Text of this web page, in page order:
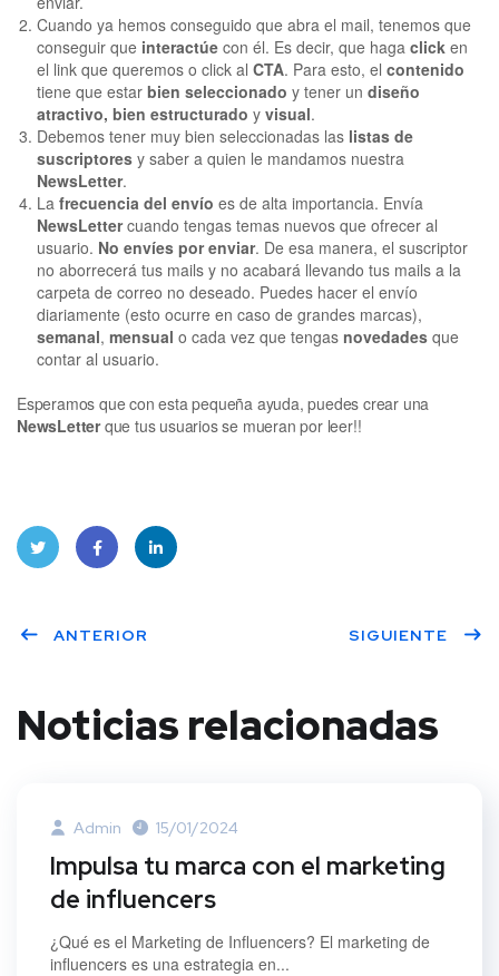
Cuando ya hemos conseguido que abra el mail, tenemos que
conseguir que interactúe con él. Es decir, que haga click en
el link que queremos o click al CTA. Para esto, el contenido
tiene que estar bien seleccionado y tener un diseño
atractivo, bien estructurado y visual.
Debemos tener muy bien seleccionadas las listas de
suscriptores y saber a quien le mandamos nuestra
NewsLetter.
La frecuencia del envío es de alta importancia. Envía
NewsLettercuando tengas temas nuevos que ofrecer al
usuario. No envíes por enviar. De esa manera, el suscriptor
no aborrecerá tus mails y no acabará llevando tus mails a la
carpeta de correo no deseado. Puedes hacer el envío
diariamente (esto ocurre en caso de grandes marcas),
semanal, mensual o cada vez que tengas novedades que
contar al usuario.
Esperamos que con esta pequeña ayuda, puedes crear una
NewsLetterque tus usuarios se mueran por leer!!
er book dIn
ANTERIOR SIGUIENTE
Noticias relacionadas
Admin 15/01/2024
Impulsa tu marca con el marketing
de influencers
¿Qué es el Marketing de Influencers? El marketing de
influencers es una estrategia en...